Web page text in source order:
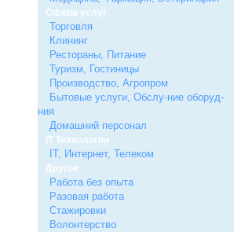
Сфера услуг
Торговля
Клининг
Рестораны, Питание
Туризм, Гостиницы
Производство, Агропром
Бытовые услуги, Обслу-ние оборуд-
ния
Домашний персонал
IT Технологии
IT, Интернет, Телеком
Другое
Работа без опыта
Разовая работа
Стажировки
Волонтерство